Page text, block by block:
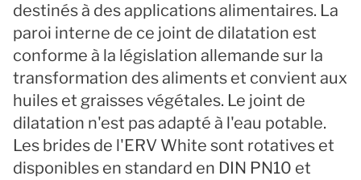
destinés à des applications alimentaires. La
paroi interne de ce joint de dilatation est
conforme à la législation allemande sur la
transformation des aliments et convient aux
huiles et graisses végétales. Le joint de
dilatation n'est pas adapté à l'eau potable.
Les brides de l'ERV White sont rotatives et
disponibles en standard en DIN PN10 et